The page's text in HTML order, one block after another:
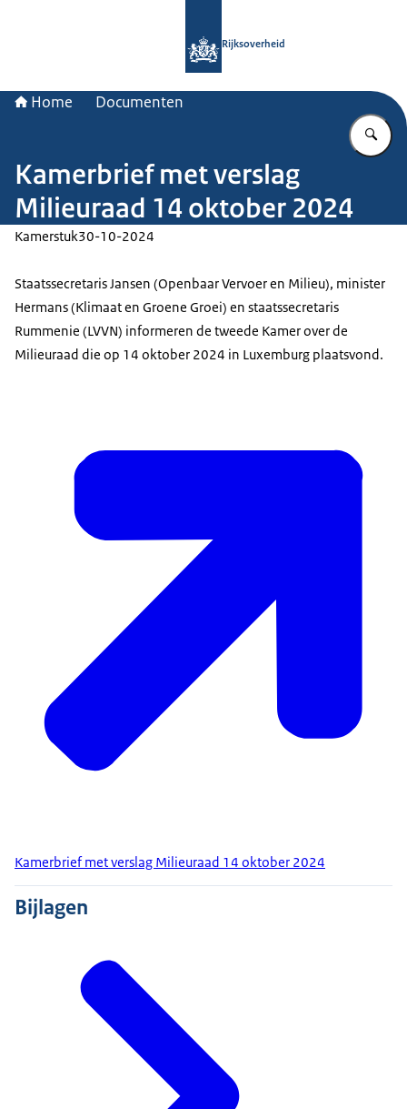
Rijksoverheid
Home Documenten
Kamerbrief met verslag
Milieuraad 14 oktober 2024
Kamerstuk30-10-2024
Staatssecretaris Jansen (Openbaar Vervoer en Milieu), minister
Hermans (Klimaat en Groene Groei) en staatssecretaris
Rummenie (LVVN) informeren de tweede Kamer over de
Milieuraad die op 14 oktober 2024 in Luxemburg plaatsvond.
Kamerbrief met verslag Milieuraad 14 oktober 2024
Bijlagen